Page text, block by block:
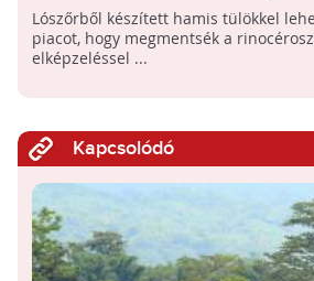
Lószőrből készített hamis tülökkel
piacot, hogy megmentsék a
elképzeléssel ...
Kapcsolódó